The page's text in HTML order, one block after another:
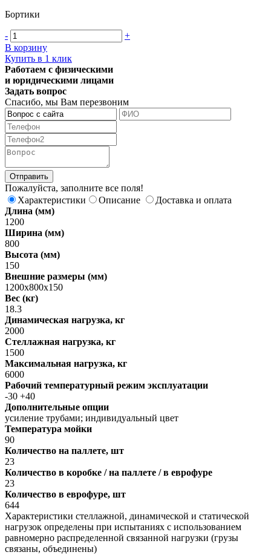
Бортики
-
+
В корзину
Купить в 1 клик
Работаем с физическими
и юридическими лицами
Задать вопрос
Спасибо, мы Вам перезвоним
Пожалуйста, заполните все поля!
Характеристики
Описание
Доставка и оплата
Длина (мм)
1200
Ширина (мм)
800
Высота (мм)
150
Внешние размеры (мм)
1200х800х150
Вес (кг)
18.3
Динамическая нагрузка, кг
2000
Стеллажная нагрузка, кг
1500
Максимальная нагрузка, кг
6000
Рабочий температурный режим эксплуатации
-30 +40
Дополнительные опции
усиление трубами; индивидуальный цвет
Температура мойки
90
Количество на паллете, шт
23
Количество в коробке / на паллете / в еврофуре
23
Количество в еврофуре, шт
644
Характеристики стеллажной, динамической и статической
нагрузок определены при испытаниях с использованием
равномерно распределенной связанной нагрузки (грузы
связаны, объединены)